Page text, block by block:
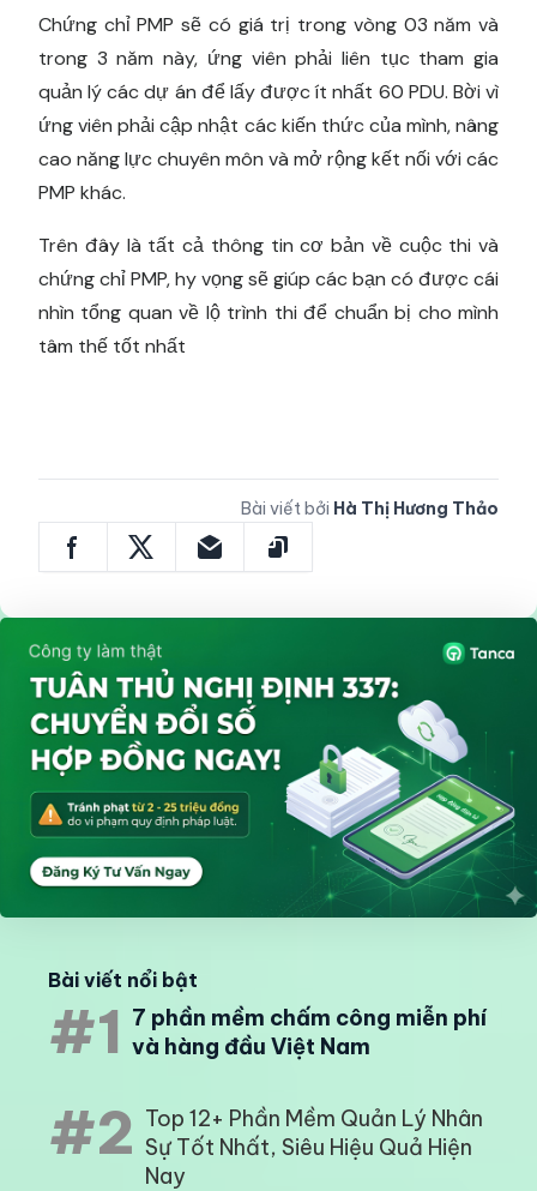
Chứng chỉ PMP sẽ có giá trị trong vòng 03 năm và
trong 3 năm này, ứng viên phải liên tục tham gia
quản lý các dự án để lấy được ít nhất 60 PDU. Bời vì
ứng viên phải cập nhật các kiến thức của mình, nâng
cao năng lực chuyên môn và mở rộng kết nối với các
PMP khác.
Trên đây là tất cả thông tin cơ bản về cuộc thi và
chứng chỉ PMP, hy vọng sẽ giúp các bạn có được cái
nhìn tổng quan về lộ trình thi để chuẩn bị cho mình
tâm thế tốt nhất
Bài viết bởi Hà Thị Hương Thảo
Bài viết nổi bật
#1 7 phần mềm chấm công miễn phí
và hàng đầu Việt Nam
#2 Top 12+ Phần Mềm Quản Lý Nhân
Sự Tốt Nhất, Siêu Hiệu Quả Hiện
Nay